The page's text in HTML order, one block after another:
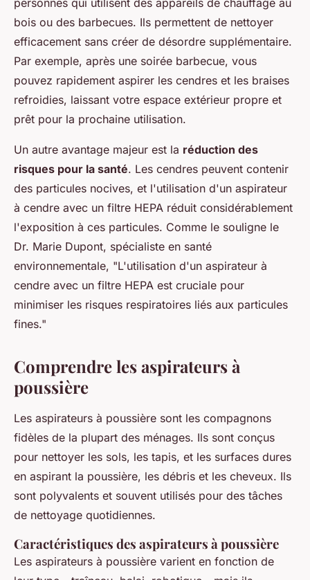
personnes qui utilisent des appareils de chauffage au
bois ou des barbecues. Ils permettent de nettoyer
efficacement sans créer de désordre supplémentaire.
Par exemple, après une soirée barbecue, vous
pouvez rapidement aspirer les cendres et les braises
refroidies, laissant votre espace extérieur propre et
prêt pour la prochaine utilisation.
Un autre avantage majeur est la réduction des
risques pour la santé. Les cendres peuvent contenir
des particules nocives, et l'utilisation d'un aspirateur
à cendre avec un filtre HEPA réduit considérablement
l'exposition à ces particules. Comme le souligne le
Dr. Marie Dupont, spécialiste en santé
environnementale, "L'utilisation d'un aspirateur à
cendre avec un filtre HEPA est cruciale pour
minimiser les risques respiratoires liés aux particules
fines."
Comprendre les aspirateurs à
poussière
Les aspirateurs à poussière sont les compagnons
fidèles de la plupart des ménages. Ils sont conçus
pour nettoyer les sols, les tapis, et les surfaces dures
en aspirant la poussière, les débris et les cheveux. Ils
sont polyvalents et souvent utilisés pour des tâches
de nettoyage quotidiennes.
Caractéristiques des aspirateurs à poussière
Les aspirateurs à poussière varient en fonction de